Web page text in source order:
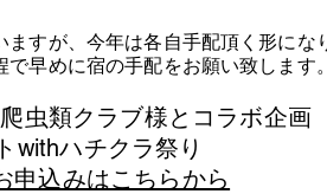
すが、今年は各自手配頂く形にな
早めに宿の手配をお願い致します。
虫類クラブ様とコラボ企画
withハチクラ祭り
申込みはこちらから